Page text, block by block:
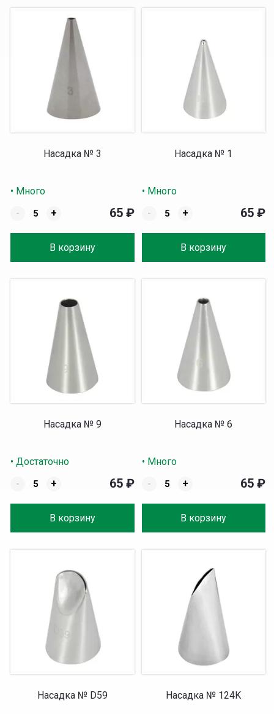
Насадка № 3
• Много
-
+
В корзину
65 ₽
Насадка № 1
• Много
-
+
В корзину
65 ₽
Насадка № 9
• Достаточно
-
+
В корзину
65 ₽
Насадка № 6
• Много
-
+
В корзину
65 ₽
Насадка № D59 Насадка № 124K